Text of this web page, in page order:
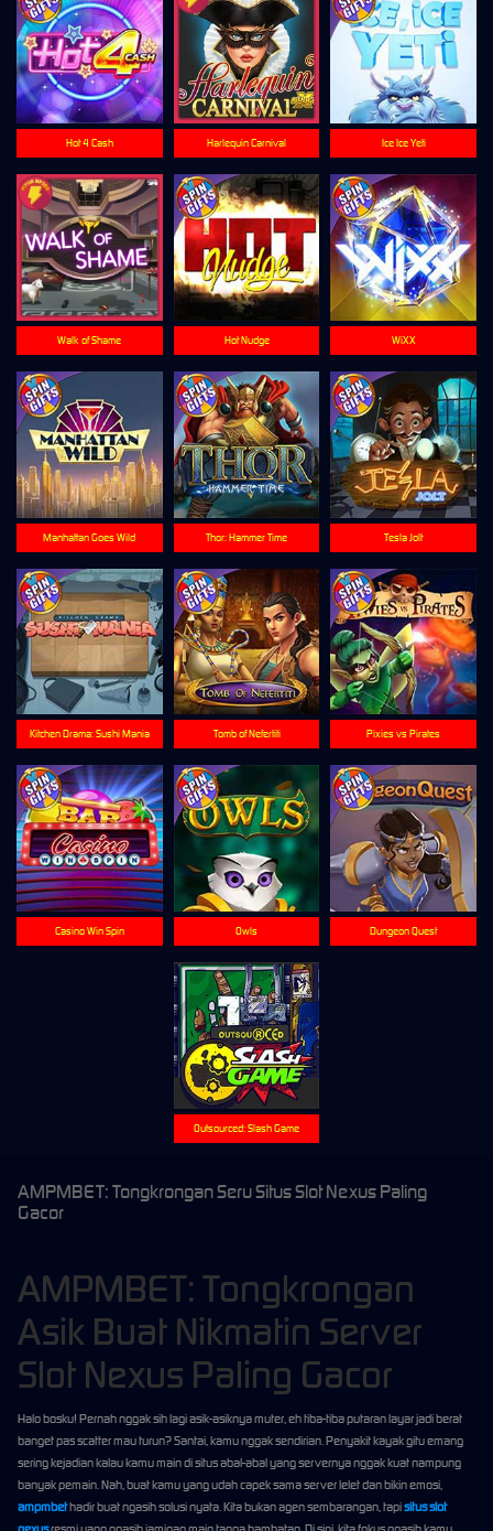
Manhattan Goes Wild
Casino Win Spin
Hot Nudge
Tomb of Nefertiti
Tesla Jolt
Dungeon Quest
WiXX
Outsourced: Slash Game
Hot 4 Cash
Owls
Harlequin Carnival
Walk of Shame
Kitchen Drama: Sushi Mania Pixies vs Pirates
Thor: Hammer Time
Ice Ice Yeti
AMPMBET: Tongkrongan Seru Situs Slot Nexus Paling
Gacor
AMPMBET: Tongkrongan
Asik Buat Nikmatin Server
Slot Nexus Paling Gacor
Halo bosku! Pernah nggak sih lagi asik-asiknya muter, eh tiba-tiba putaran layar jadi berat
banget pas scatter mau turun? Santai, kamu nggak sendirian. Penyakit kayak gitu emang
sering kejadian kalau kamu main di situs abal-abal yang servernya nggak kuat nampung
banyak pemain. Nah, buat kamu yang udah capek sama server lelet dan bikin emosi,
ampmbethadir buat ngasih solusi nyata. Kita bukan agen sembarangan, tapisitus slot